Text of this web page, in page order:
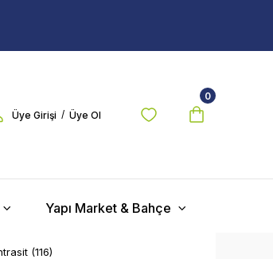
Üye Girişi / Üye Ol
0
Yapı Market & Bahçe
(116)